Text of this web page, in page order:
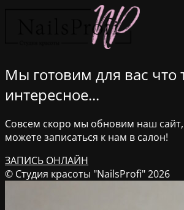
Мы готовим для вас что
интересное...
Совсем скоро мы обновим наш
можете записаться к нам в салон!
ЗАПИСЬ ОНЛАЙН
© Студия красоты "NailsProfi" 2026